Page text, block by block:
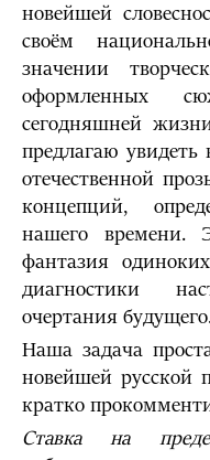
новейшей
своём
значении
оформленных
сегодняшней
предлагаю увидеть
отечественной
концепций,
нашего
фантазия
диагностики
очертания
Наша задача
новейшей русской
кратко
Ставка на